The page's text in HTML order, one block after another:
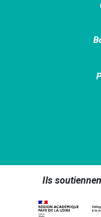
Ils